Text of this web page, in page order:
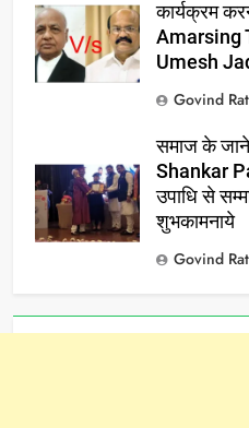
कार्यक्रम
Amarsing
Umesh
Govind
समाज के जाने
Shankar
उपाधि से
शुभकामनाये
Govind